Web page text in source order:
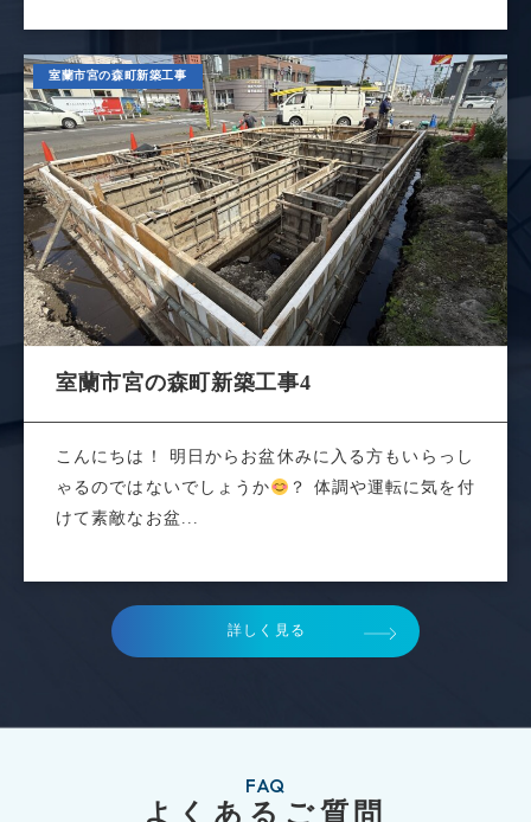
室蘭市宮の森町新築工事
室蘭市宮の森町新築工事4
こんにちは！ 明日からお盆休みに入る方もいらっし
ゃるのではないでしょうか
？ 体調や運転に気を付
けて素敵なお盆...
詳しく見る
FAQ
よくあるご質問